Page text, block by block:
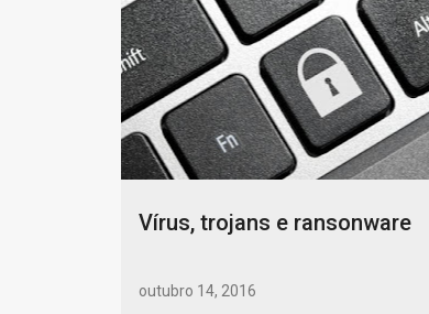
P
o
s
t
a
Vírus, trojans e ransonware
outubro 14, 2016
AMEAÇAS VIRTUAIS ANTIMALWARE +7